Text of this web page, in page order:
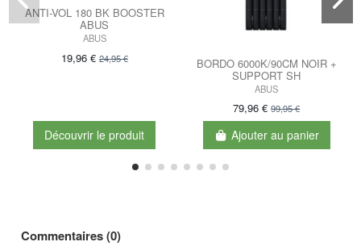
ANTI-VOL 180 BK BOOSTER
ABUS
ABUS
19,96 € 24,95 €
Découvrir le produit
BORDO 6000K/90CM NOIR +
SUPPORT SH
ABUS
79,96 €99,95 €
Ajouter au panier
Commentaires (0)